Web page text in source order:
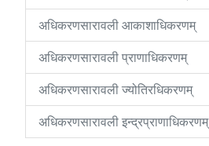
अधिकरणसारावली आकाशाधिकरणम्
अधिकरणसारावली प्राणाधिकरणम्
अधिकरणसारावली ज्योतिरधिकरणम्
अधिकरणसारावली इन्द्रप्राणाधिकरणम्